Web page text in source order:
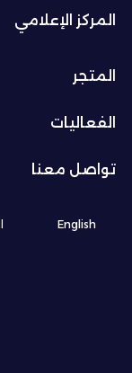
المركز الإعلامي
المتجر
الفعاليات
تواصل معنا
English